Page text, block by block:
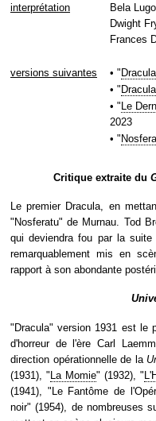
interprétation
Bela
Dwight
Frances
versions suivantes • " Dracula
• " Dracula
• " Le
2023
• "
Critique extraite du
Le premier Dracula, en
"Nosferatu" de Murnau. Tod
qui deviendra fou par la
remarquablement mis en
rapport à son abondante
"Dracula" version 1931 est le
d'horreur de l'ère Carl
direction opérationnelle de la
(1931), "La Momie" (1932), "
(1941), "Le Fantôme de
noir" (1954), de nombreuses